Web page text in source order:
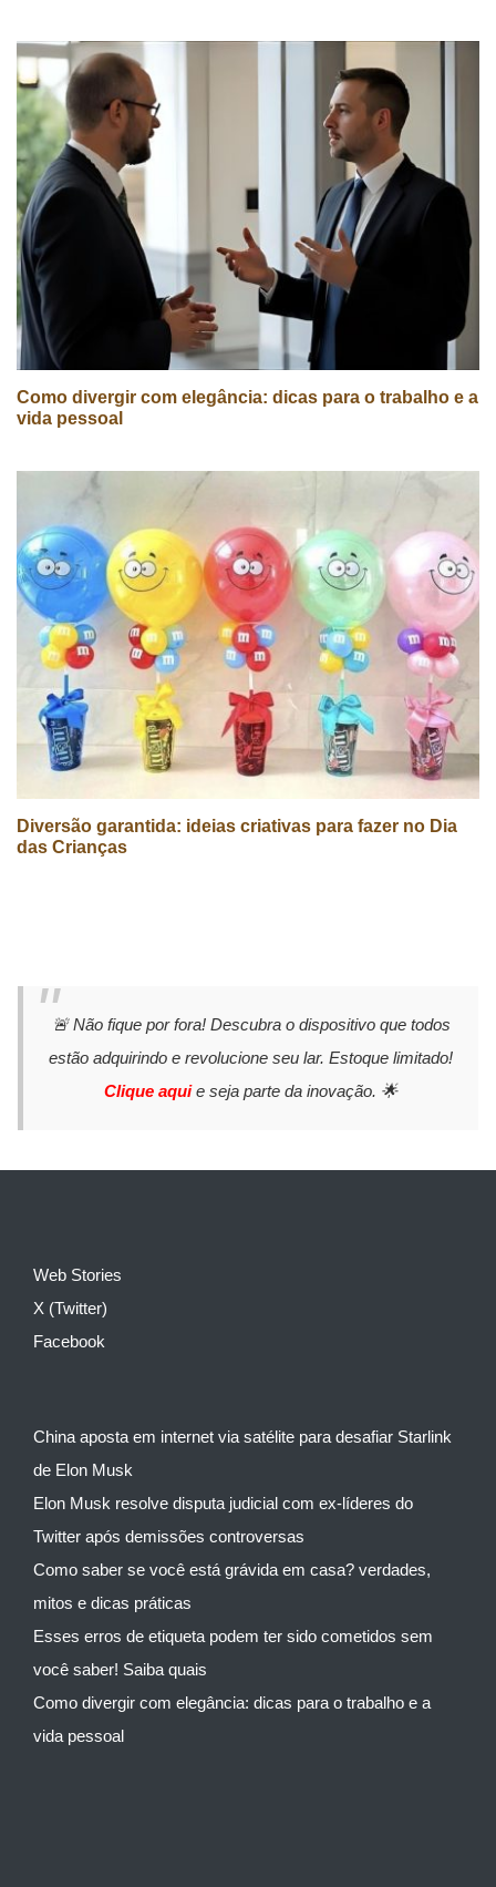
Como divergir com elegância: dicas para o trabalho e a
vida pessoal
Diversão garantida: ideias criativas para fazer no Dia
das Crianças
🚨 Não fique por fora! Descubra o dispositivo que todos
estão adquirindo e revolucione seu lar. Estoque limitado!
Clique aquie seja parte da inovação. 🌟
Web Stories
X (Twitter)
Facebook
China aposta em internet via satélite para desafiar Starlink
de Elon Musk
Elon Musk resolve disputa judicial com ex-líderes do
Twitter após demissões controversas
Como saber se você está grávida em casa? verdades,
mitos e dicas práticas
Esses erros de etiqueta podem ter sido cometidos sem
você saber! Saiba quais
Como divergir com elegância: dicas para o trabalho e a
vida pessoal